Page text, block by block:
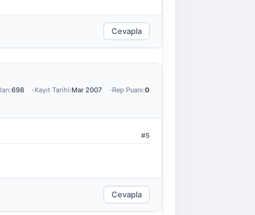
Cevapla
698 Kayıt Tarihi:Mar 2007 Rep Puanı:0
#5
Cevapla